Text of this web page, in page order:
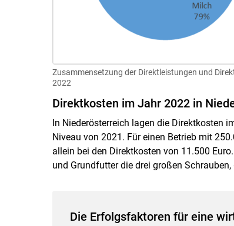
Zusammensetzung der Direktleistungen und
2022
Direktkosten im Jahr 2022 in
In Niederösterreich lagen die Direktkosten
Niveau von 2021. Für einen Betrieb mit
allein bei den Direktkosten von 11.500
und Grundfutter die drei großen
Die Erfolgsfaktoren für eine